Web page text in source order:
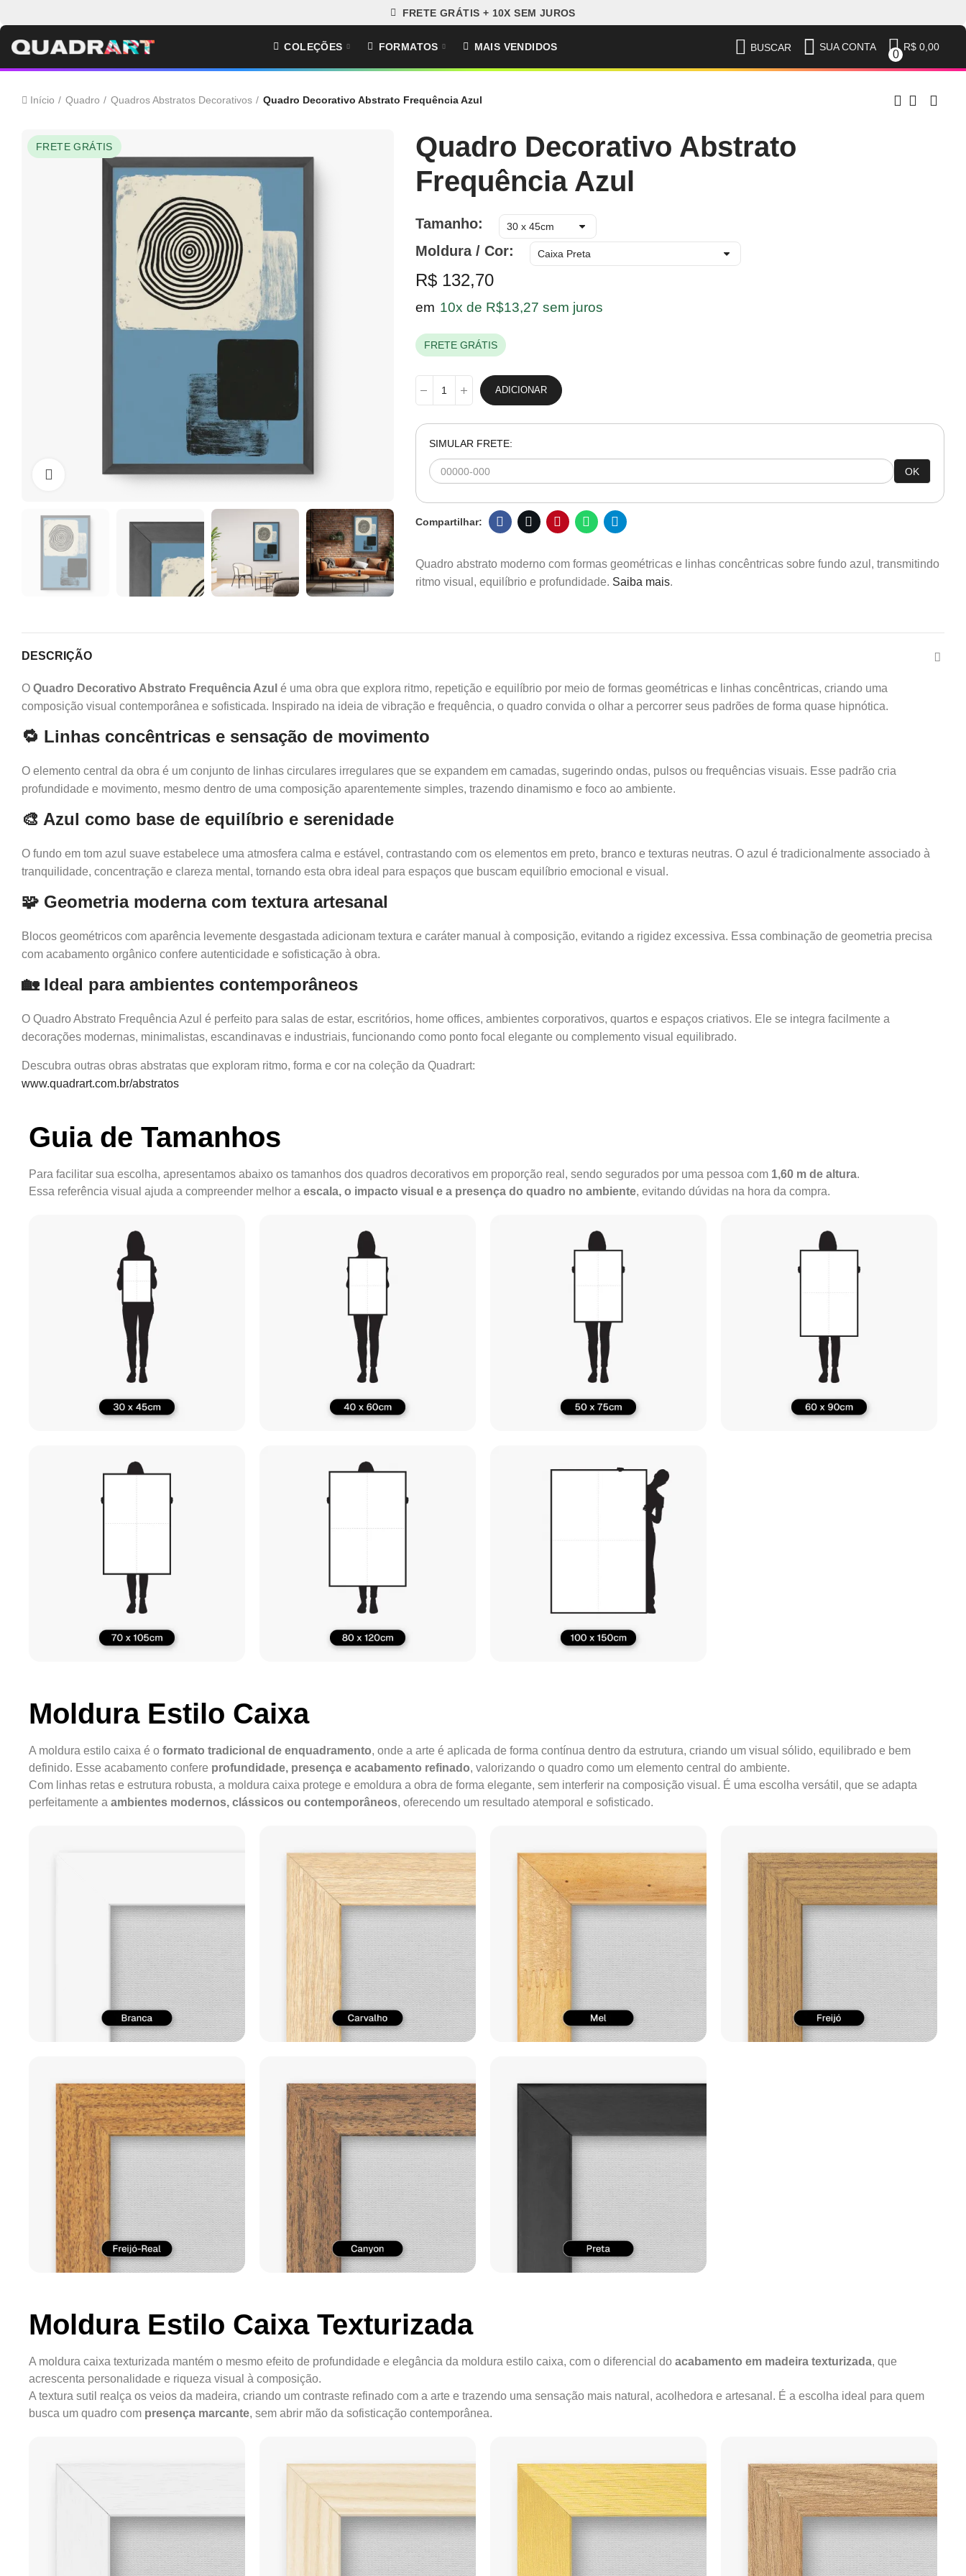
FRETE GRÁTIS + 10X SEM JUROS
COLEÇÕES FORMATOS MAIS VENDIDOS BUSCAR SUA CONTA
0
R$ 0,00
Início Quadro Quadros Abstratos Decorativos Quadro Decorativo Abstrato Frequência Azul
FRETE GRÁTIS
Clique para ampliar
Quadro Decorativo Abstrato
Frequência Azul
Tamanho
Moldura / Cor
R$ 132,70
em 10x de R$13,27 sem juros
FRETE GRÁTIS
ADICIONAR
SIMULAR FRETE:
OK
Quadro abstrato moderno com formas geométricas e linhas concêntricas sobre fundo azul, transmitindo
ritmo visual, equilíbrio e profundidade. Saiba mais.
DESCRIÇÃO
O Quadro Decorativo Abstrato Frequência Azul é uma obra que explora ritmo, repetição e equilíbrio por meio de formas geométricas e linhas concêntricas, criando uma
composição visual contemporânea e sofisticada. Inspirado na ideia de vibração e frequência, o quadro convida o olhar a percorrer seus padrões de forma quase hipnótica.
🔁 Linhas concêntricas e sensação de movimento
O elemento central da obra é um conjunto de linhas circulares irregulares que se expandem em camadas, sugerindo ondas, pulsos ou frequências visuais. Esse padrão cria
profundidade e movimento, mesmo dentro de uma composição aparentemente simples, trazendo dinamismo e foco ao ambiente.
🎨 Azul como base de equilíbrio e serenidade
O fundo em tom azul suave estabelece uma atmosfera calma e estável, contrastando com os elementos em preto, branco e texturas neutras. O azul é tradicionalmente associado à
tranquilidade, concentração e clareza mental, tornando esta obra ideal para espaços que buscam equilíbrio emocional e visual.
🧩 Geometria moderna com textura artesanal
Blocos geométricos com aparência levemente desgastada adicionam textura e caráter manual à composição, evitando a rigidez excessiva. Essa combinação de geometria precisa
com acabamento orgânico confere autenticidade e sofisticação à obra.
🏡 Ideal para ambientes contemporâneos
O Quadro Abstrato Frequência Azul é perfeito para salas de estar, escritórios, home offices, ambientes corporativos, quartos e espaços criativos. Ele se integra facilmente a
decorações modernas, minimalistas, escandinavas e industriais, funcionando como ponto focal elegante ou complemento visual equilibrado.
Descubra outras obras abstratas que exploram ritmo, forma e cor na coleção da Quadrart:
www.quadrart.com.br/abstratos
Guia de Tamanhos
Para facilitar sua escolha, apresentamos abaixo os tamanhos dos quadros decorativos em proporção real, sendo segurados por uma pessoa com 1,60 m de altura.
Essa referência visual ajuda a compreender melhor a escala, o impacto visual e a presença do quadro no ambiente, evitando dúvidas na hora da compra.
Moldura Estilo Caixa
A moldura estilo caixa é o formato tradicional de enquadramento, onde a arte é aplicada de forma contínua dentro da estrutura, criando um visual sólido, equilibrado e bem
definido. Esse acabamento confere profundidade, presença e acabamento refinado, valorizando o quadro como um elemento central do ambiente.
Com linhas retas e estrutura robusta, a moldura caixa protege e emoldura a obra de forma elegante, sem interferir na composição visual. É uma escolha versátil, que se adapta
perfeitamente a ambientes modernos, clássicos ou contemporâneos, oferecendo um resultado atemporal e sofisticado.
Moldura Estilo Caixa Texturizada
A moldura caixa texturizada mantém o mesmo efeito de profundidade e elegância da moldura estilo caixa, com o diferencial do acabamento em madeira texturizada, que
acrescenta personalidade e riqueza visual à composição.
A textura sutil realça os veios da madeira, criando um contraste refinado com a arte e trazendo uma sensação mais natural, acolhedora e artesanal. É a escolha ideal para quem
busca um quadro com presença marcante, sem abrir mão da sofisticação contemporânea.